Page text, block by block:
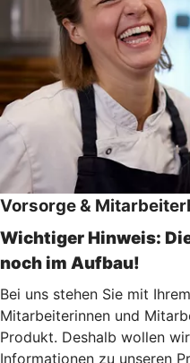
Vorsorge &
Wichtiger Hinweis:
noch im Aufbau!
Bei uns stehen Sie mit
Mitarbeiterinnen und
Produkt. Deshalb wollen
Informationen zu unseren